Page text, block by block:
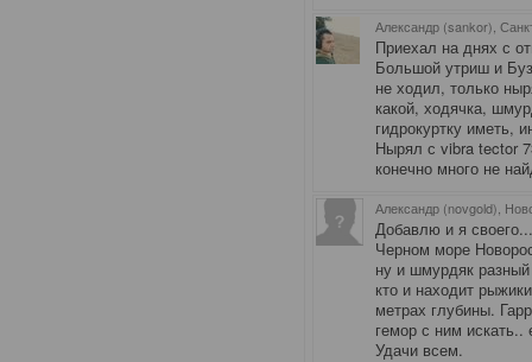
Александр (sankor),
Приехал на днях с
Большой утриш и
не ходил, только
какой, ходячка,
гидрокуртку иметь,
Нырял сvibra tector
конечно много не
Александр (novgold),
Добавлю и я
Черном море
ну и шмурдяк
кто и находит
метрах глубины.
гемор с ним
Удачи всем.